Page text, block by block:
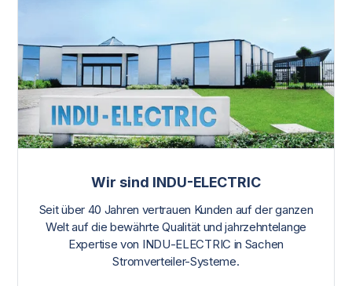
Wir sind INDU-ELECTRIC
Seit über 40 Jahren vertrauen Kunden auf der ganzen
Welt auf die bewährte Qualität und jahrzehntelange
Expertise von INDU-ELECTRIC in Sachen
Stromverteiler-Systeme.